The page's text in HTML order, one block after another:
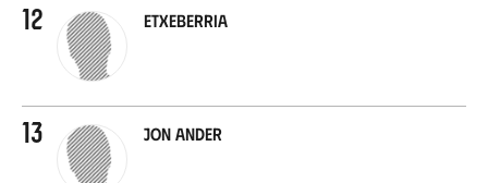
12 Etxeberria
13 Jon Ander